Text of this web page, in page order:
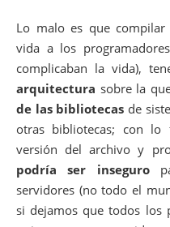
Lo malo es que
vida a los
complicaban la vida),
arquitectura sobre la
de las bibliotecas de
otras bibliotecas; con
versión del archivo y
podría ser inseguro
servidores (no todo el
si dejamos que todos los